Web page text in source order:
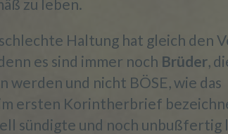
zu leben.
Haltung hat gleich den
es sind immer noch Brüder,
werden und nicht BÖSE, wie das
ersten Korintherbrief
sündigte und noch unbußfertig
der Verarbeitung
der Verarbeitung ist die Markierung
personenbezogener Daten mit dem
einzuschränken.